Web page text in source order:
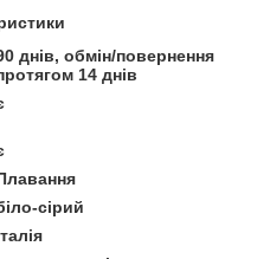
днів, обмін/повернення
14 днів
сірий